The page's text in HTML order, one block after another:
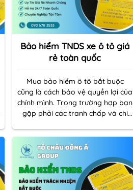
Bảo hiểm TNDS xe ô tô giá
rẻ toàn quốc
Mua bảo hiểm ô tô bắt buộc
cũng là cách bảo vệ quyền lợi của
chính mình. Trong trường hợp bạn
gặp phải các tranh chấp và chi
tích, thương vong và thiệt hại tài
sản do việc sử dụng xe, công ty
bảo hiểm sẽ đứng ra hỗ trợ bạn
và chịu trách nhiệm bồi thường.